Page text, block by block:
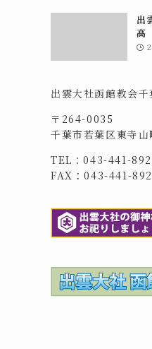
出
高
出雲大社函館教会
〒264-0035
千葉市若葉区東寺
TEL：043-441-
FAX：043-441-